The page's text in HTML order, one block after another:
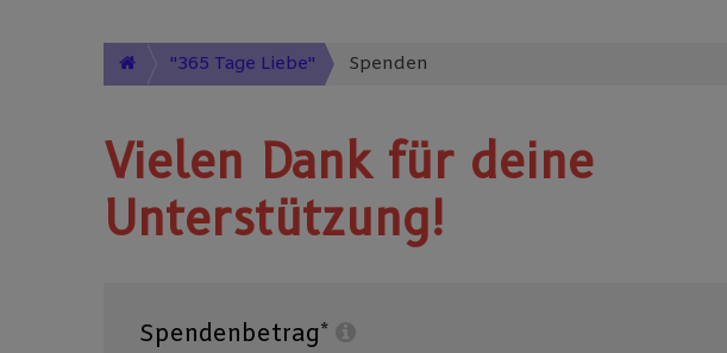
"365 Tage Liebe" Spenden
Vielen Dank für deine
Unterstützung!
Spendenbetrag*